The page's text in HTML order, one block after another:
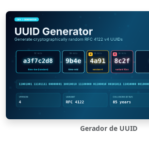
Gerador de UUID